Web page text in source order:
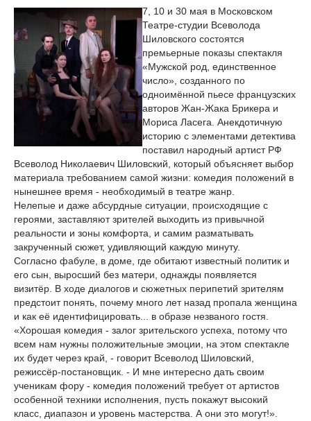
7, 10 и 30 мая в Московском
Театре-студии Всеволода
Шиловского состоятся
премьерные показы спектакля
«Мужской род, единственное
число», созданного по
одноимённой пьесе французских
авторов Жан-Жака Брикера и
Мориса Ласега. Анекдотичную
историю с элементами детектива
поставил народный артист РФ
Всеволод Николаевич Шиловский, который объясняет выбор
материала требованием самой жизни: комедия положений в
нынешнее время - необходимый в театре жанр.
Нелепые и даже абсурдные ситуации, происходящие с
героями, заставляют зрителей выходить из привычной
реальности и зоны комфорта, и самим разматывать
закрученный сюжет, удивляющий каждую минуту.
Согласно фабуле, в доме, где обитают известный политик и
его сын, выросший без матери, однажды появляется
визитёр. В ходе диалогов и сюжетных перипетий зрителям
предстоит понять, почему много лет назад пропала женщина
и как её идентифицировать... в образе незваного гостя.
«Хорошая комедия - залог зрительского успеха, потому что
всем нам нужны положительные эмоции, на этом спектакле
их будет через край, - говорит Всеволод Шиловский,
режиссёр-постановщик. - И мне интересно дать своим
ученикам фору - комедия положений требует от артистов
особенной техники исполнения, пусть покажут высокий
класс, диапазон и уровень мастерства. А они это могут!».